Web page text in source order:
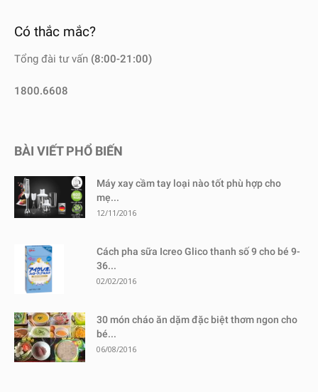
Có thắc mắc?
Tổng đài tư vấn (8:00-21:00)
1800.6608
BÀI VIẾT PHỔ BIẾN
Máy xay cầm tay loại nào tốt phù hợp cho
mẹ...
12/11/2016
Cách pha sữa Icreo Glico thanh số 9 cho bé 9-
36...
02/02/2016
30 món cháo ăn dặm đặc biệt thơm ngon cho
bé...
06/08/2016